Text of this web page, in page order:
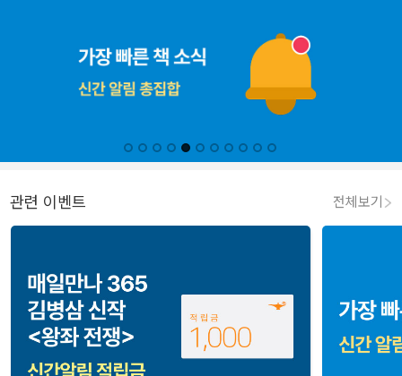
관련 이벤트 전체보기